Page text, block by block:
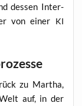
des­sen Inter­
von einer KI
zu Mar­tha,
auf, in der